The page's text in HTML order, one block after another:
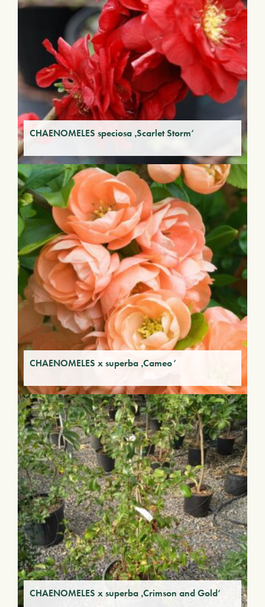
CHAENOMELES speciosa ‚Scarlet Storm‘
CHAENOMELES x superba ‚Cameo‘
CHAENOMELES x superba ‚Crimson and Gold‘